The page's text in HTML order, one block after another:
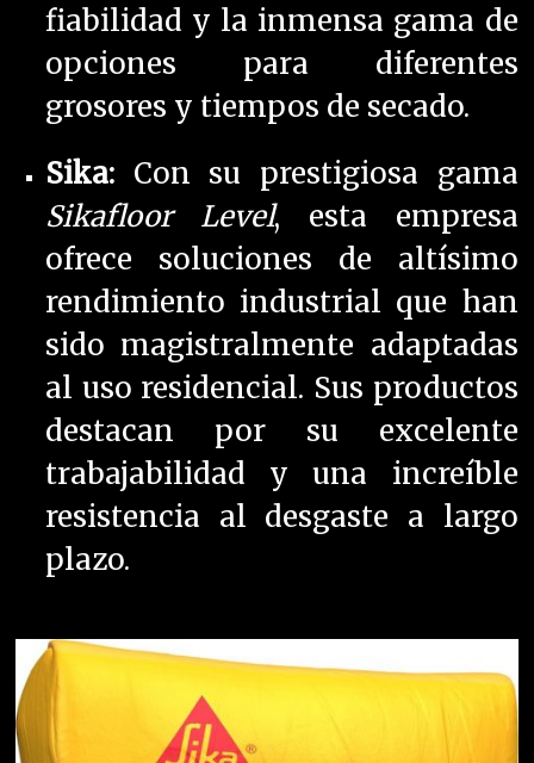
fiabilidad y la inmensa gama de
opciones para diferentes
grosores y tiempos de secado.
Sika:Con su prestigiosa gama
Sikafloor Level, esta empresa
ofrece soluciones de altísimo
rendimiento industrial que han
sido magistralmente adaptadas
al uso residencial. Sus productos
destacan por su excelente
trabajabilidad y una increíble
resistencia al desgaste a largo
plazo.